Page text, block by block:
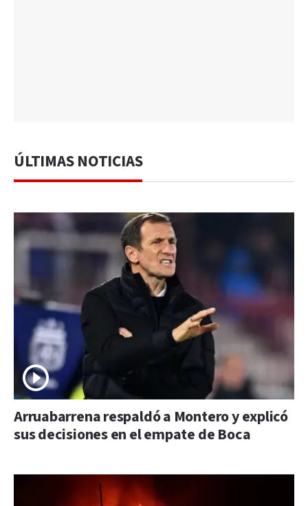
ÚLTIMAS NOTICIAS
Arruabarrena respaldó a Montero y explicó
sus decisiones en el empate de Boca